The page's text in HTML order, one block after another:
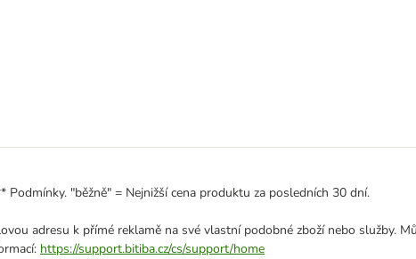
Podmínky. "běžně" = Nejnižší cena produktu za posledních 30 dní.
adresu k přímé reklamě na své vlastní podobné zboží nebo služby.
https://support.bitiba.cz/cs/support/home